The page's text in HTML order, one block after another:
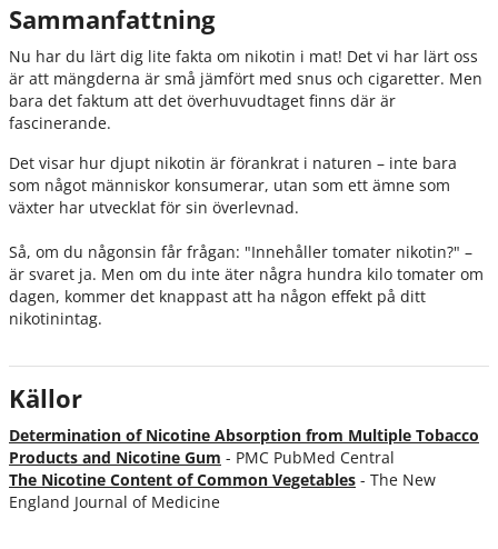
Sammanfattning
Nu har du lärt dig lite fakta om nikotin i mat! Det vi har lärt oss
är att mängderna är små jämfört med snus och cigaretter. Men
bara det faktum att det överhuvudtaget finns där är
fascinerande.
Det visar hur djupt nikotin är förankrat i naturen – inte bara
som något människor konsumerar, utan som ett ämne som
växter har utvecklat för sin överlevnad.
Så, om du någonsin får frågan: "Innehåller tomater nikotin?" –
är svaret ja. Men om du inte äter några hundra kilo tomater om
dagen, kommer det knappast att ha någon effekt på ditt
nikotinintag.
Källor
Determination of Nicotine Absorption from Multiple Tobacco
Products and Nicotine Gum - PMC PubMed Central
The Nicotine Content of Common Vegetables - The New
England Journal of Medicine